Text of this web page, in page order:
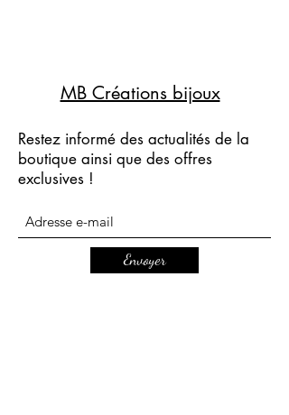
MB Créations bijoux
Restez informé des actualités de la
boutique ainsi que des offres
exclusives !
Envoyer